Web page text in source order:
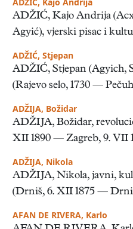
ADŽIĆ, Kajo Andrija
Agyić), vjerski pisac i
ADŽIĆ, Stjepan
ADŽIĆ, Stjepan (Agyich,
(Rajevo selo, 1730 —
ADŽIJA, Božidar
ADŽIJA, Božidar,
XII 1890 — Zagreb, 9. VII
ADŽIJA, Nikola
ADŽIJA, Nikola, javni,
(Drniš, 6. XII 1875 —
AFAN DE RIVERA, Karlo